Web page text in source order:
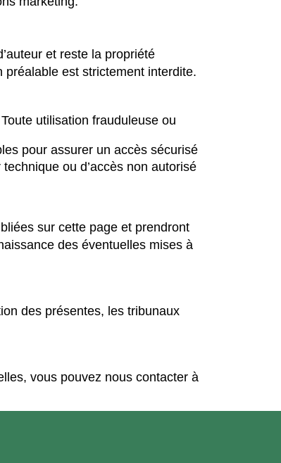
et reste la propriété
est strictement interdite.
utilisation frauduleuse ou
pour assurer un accès sécurisé
ou d’accès non autorisé
sur cette page et prendront
des éventuelles mises à
des présentes, les tribunaux
vous pouvez nous contacter à